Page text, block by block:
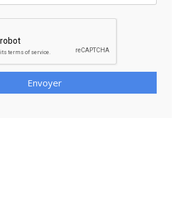
Envoyer